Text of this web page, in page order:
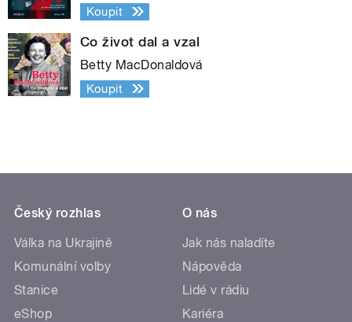
Koupit
Co život dal a vzal
Betty MacDonaldová
Koupit
Český rozhlas
Válka na Ukrajině
Komunální volby
Stanice
eShop
O nás
Jak nás naladíte
Nápověda
Lidé v rádiu
Kariéra